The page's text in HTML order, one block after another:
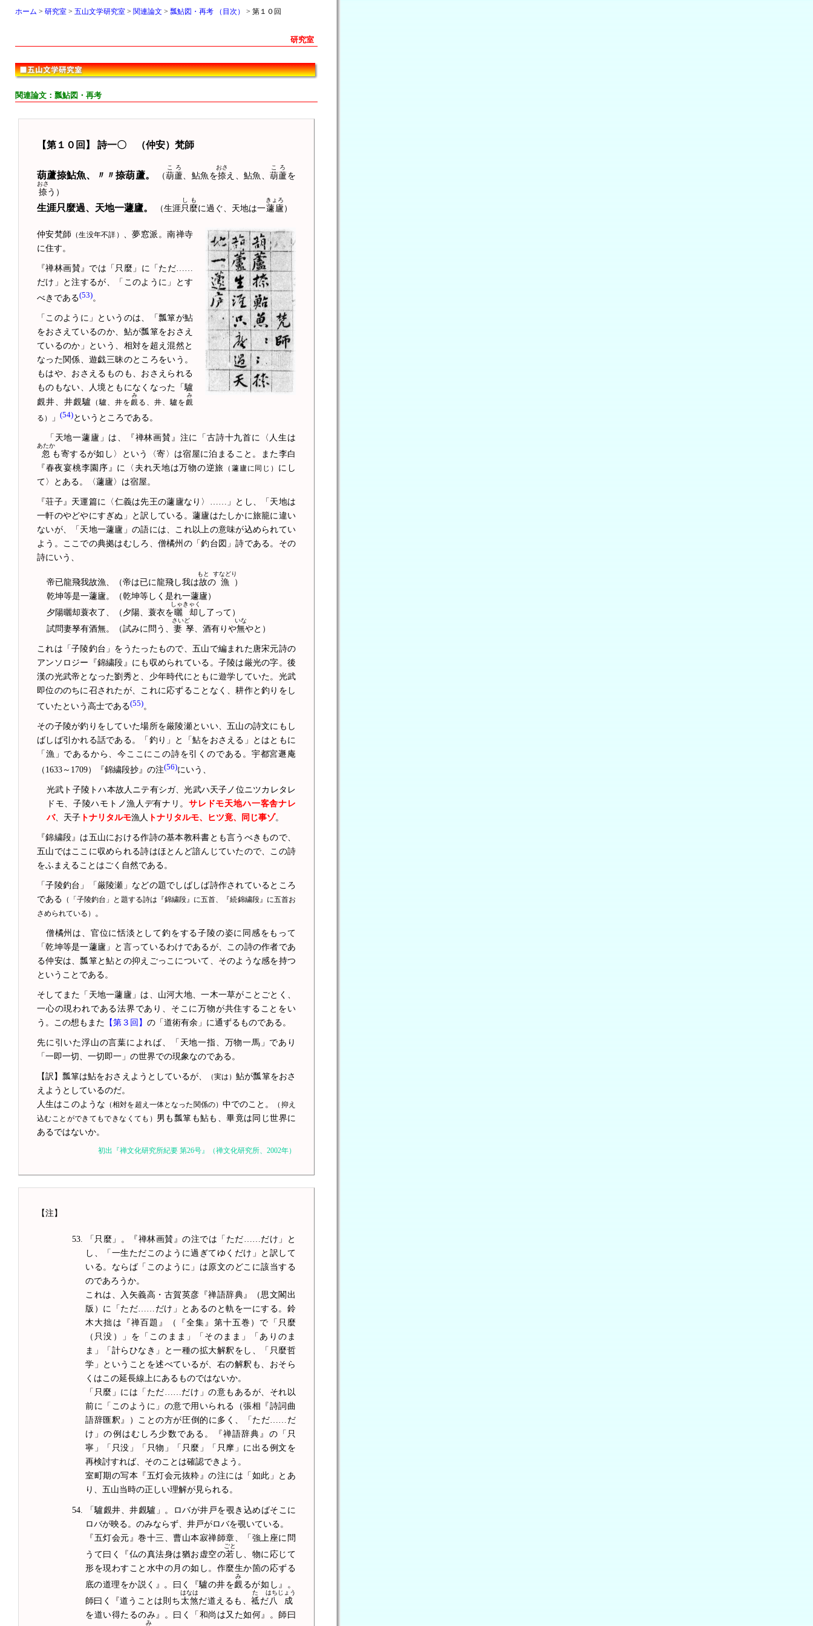
ホーム > 研究室 > 五山文学研究室 > 関連論文 > 瓢鮎図・再考 （目次） > 第１０回
研究室
関連論文：瓢鮎図・再考
【第１０回】 詩一〇 （仲安）梵師
葫蘆捺鮎魚、〃〃捺葫蘆。 （葫蘆
ころ
、鮎魚を捺
おさ
え、鮎魚、 葫蘆
ころ
を
捺
おさ
う）
生涯只麼過、天地一蘧廬。 （生涯只麼
しも
に過ぐ、天地は一蘧廬
きょろ
）
仲安梵師 （生没年不詳）
、夢窓派。南禅寺
に住す。
『禅林画賛』では「只麼」に「ただ……
だけ」と注するが、「このように」とす
べきである(53)。
「このように」というのは、「瓢箪が鮎
をおさえているのか、鮎が瓢箪をおさえ
ているのか」という、相対を超え混然と
なった関係、遊戯三昧のところをいう。
もはや、おさえるものも、おさえられる
ものもない、人境ともになくなった「驢
覰井、井覰驢 （驢、井を 覰
み
る、井、驢を 覰
み
る） 」 (54)というところである。
「天地一蘧廬」は、『禅林画賛』注に「古詩十九首に〈人生は
忽
あたか
も寄するが如し〉という〈寄〉は宿屋に泊まること。また李白
『春夜宴桃李園序』に〈夫れ天地は万物の逆旅 （蘧廬に同じ） にし
て〉とある。〈蘧廬〉は宿屋。
『荘子』天運篇に〈仁義は先王の蘧廬なり〉……」とし、「天地は
一軒のやどやにすぎぬ」と訳している。蘧廬はたしかに旅籠に違い
ないが、「天地一蘧廬」の語には、これ以上の意味が込められてい
よう。ここでの典拠はむしろ、僧橘州の「釣台図」詩である。その
詩にいう、
帝已龍飛我故漁、（帝は已に龍飛し我は故
もと
の 漁
すなどり
）
乾坤等是一蘧廬。（乾坤等しく是れ一蘧廬）
夕陽曬却蓑衣了、（夕陽、蓑衣を曬却
しゃきゃく
し了って）
試問妻孥有酒無。（試みに問う、 妻孥
さいど
、酒有りや無
いな
やと）
これは「子陵釣台」をうたったもので、五山で編まれた唐宋元詩の
アンソロジー『錦繍段』にも収められている。子陵は厳光の字。後
漢の光武帝となった劉秀と、少年時代にともに遊学していた。光武
即位ののちに召されたが、これに応ずることなく、耕作と釣りをし
ていたという高士である(55)。
その子陵が釣りをしていた場所を厳陵瀬といい、五山の詩文にもし
ばしば引かれる話である。「釣り」と「鮎をおさえる」とはともに
「漁」であるから、今ここにこの詩を引くのである。宇都宮遯庵
（1633～1709）『錦繍段抄』の注(56)にいう、
光武ト子陵トハ本故人ニテ有シガ、光武ハ天子ノ位ニツカレタレ
ドモ、子陵ハモトノ漁人デ有ナリ。 サレドモ天地ハ一客舎ナレ
バ、天子 トナリタルモ漁人 トナリタルモ、ヒツ竟、同じ事ゾ。
『錦繍段』は五山における作詩の基本教科書とも言うべきもので、
五山ではここに収められる詩はほとんど諳んじていたので、この詩
をふまえることはごく自然である。
「子陵釣台」「厳陵瀬」などの題でしばしば詩作されているところ
である （「子陵釣台」と題する詩は『錦繍段』に五首、『続錦繍段』に五首お
さめられている）
。
僧橘州は、官位に恬淡として釣をする子陵の姿に同感をもって
「乾坤等是一蘧廬」と言っているわけであるが、この詩の作者であ
る仲安は、瓢箪と鮎との抑えごっこについて、そのような感を持つ
ということである。
そしてまた「天地一蘧廬」は、山河大地、一木一草がことごとく、
一心の現われである法界であり、そこに万物が共住することをい
う。この想もまた 【第３回】 の「道術有余」に通ずるものである。
先に引いた浮山の言葉によれば、「天地一指、万物一馬」であり
「一即一切、一切即一」の世界での現象なのである。
【訳】瓢箪は鮎をおさえようとしているが、 （実は） 鮎が瓢箪をおさ
えようとしているのだ。
人生はこのような （相対を超え一体となった関係の） 中でのこと。
（抑え
込むことができてもできなくても） 男も瓢箪も鮎も、畢竟は同じ世界に
あるではないか。
初出『禅文化研究所紀要 第26号』（禅文化研究所、2002年）
【注】
「只麼」。『禅林画賛』の注では「ただ……だけ」と
し、「一生ただこのように過ぎてゆくだけ」と訳して
いる。ならば「このように」は原文のどこに該当する
のであろうか。
これは、入矢義高・古賀英彦『禅語辞典』（思文閣出
版）に「ただ……だけ」とあるのと軌を一にする。鈴
木大拙は『禅百題』（『全集』第十五巻）で「只麼
（只没）」を「このまま」「そのまま」「ありのま
ま」「計らひなき」と一種の拡大解釈をし、「只麼哲
学」ということを述べているが、右の解釈も、おそら
くはこの延長線上にあるものではないか。
「只麼」には「ただ……だけ」の意もあるが、それ以
前に「このように」の意で用いられる（張相『詩詞曲
語辞匯釈』）ことの方が圧倒的に多く、「ただ……だ
け」の例はむしろ少数である。『禅語辞典』の「只
寧」「只没」「只物」「只麼」「只摩」に出る例文を
再検討すれば、そのことは確認できよう。
室町期の写本『五灯会元抜粋』の注には「如此」とあ
り、五山当時の正しい理解が見られる。
「驢覰井、井覰驢」。ロバが井戸を覗き込めばそこに
ロバが映る。のみならず、井戸がロバを覗いている。
『五灯会元』巻十三、曹山本寂禅師章、「強上座に問
うて曰く『仏の真法身は猶お虚空の若
ごと
し、物に応じて
形を現わすこと水中の月の如し。作麼生か箇の応ずる
底の道理をか説く』。曰く『驢の井を覰
み
るが如し』。
師曰く『道うことは則ち太煞
はなは
だ道えるも、 祗
た
だ八成
はちじょう
を道い得たるのみ』。曰く「和尚は又た如何』。師曰
み